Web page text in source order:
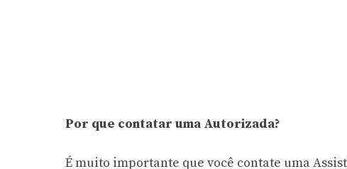
Por que contatar uma Autorizada?
É muito importante que você contate uma